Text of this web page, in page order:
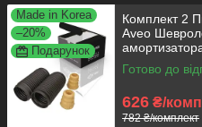
Made in Korea
–20%
Подарунок
Комплект 2
Aveo
Готово до
626 ₴/
782 ₴/комплект